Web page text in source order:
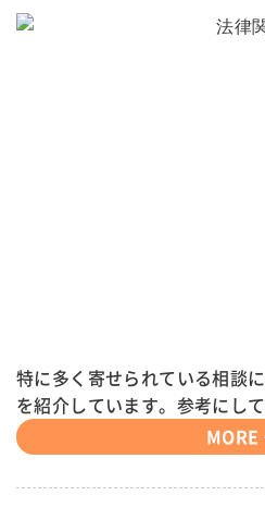
特に多く寄せられている相談
を紹介しています。参考にして
MORE